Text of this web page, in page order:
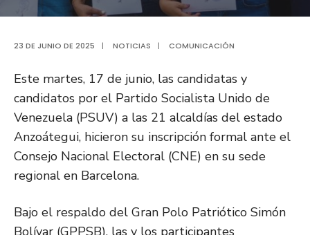
23 DE JUNIO DE 2025 | NOTICIAS | COMUNICACIÓN
Este martes, 17 de junio, las candidatas y
candidatos por el Partido Socialista Unido de
Venezuela (PSUV) a las 21 alcaldías del estado
Anzoátegui, hicieron su inscripción formal ante el
Consejo Nacional Electoral (CNE) en su sede
regional en Barcelona.
Bajo el respaldo del Gran Polo Patriótico Simón